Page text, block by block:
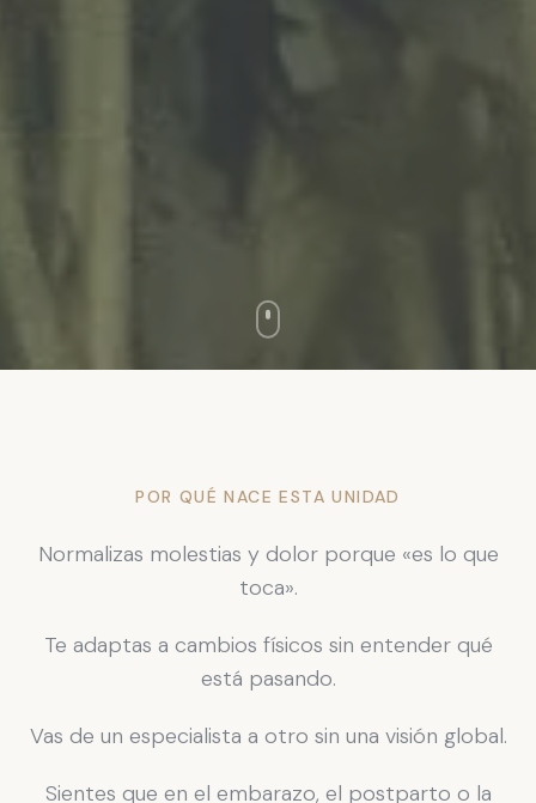
POR QUÉ NACE ESTA UNIDAD
Normalizas molestias y dolor porque «es lo que
toca».
Te adaptas a cambios físicos sin entender qué
está pasando.
Vas de un especialista a otro sin una visión global.
Sientes que en el embarazo, el postparto o la